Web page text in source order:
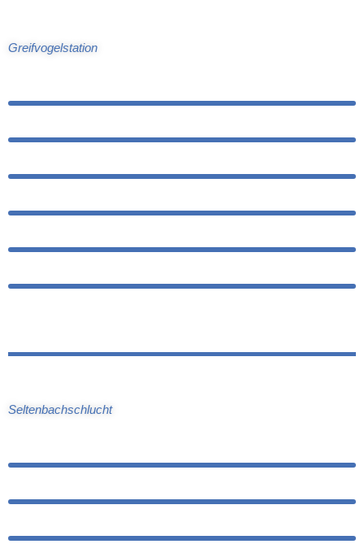
Greifvogelstation
Seltenbachschlucht